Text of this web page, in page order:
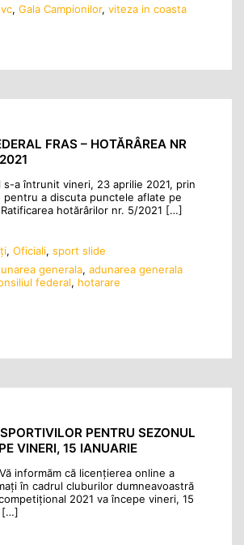
, Gala Campionilor, viteza in coasta
FRAS – HOTĂRÂREA NR
s-a întrunit vineri, 23 aprilie 2021, prin
a discuta punctele aflate pe
hotărârilor nr. 5/2021 […]
, Oficiali, sport slide
generala, adunarea generala
federal, hotarare
PENTRU SEZONUL
VINERI, 15 IANUARIE
informăm că licenţierea online a
în cadrul cluburilor dumneavoastră
2021 va începe vineri, 15
[…]